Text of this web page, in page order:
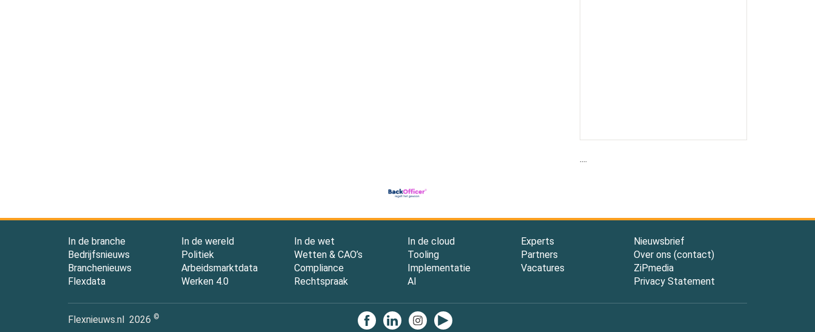
....
In de branche
Bedrijfsnieuws
Branchenieuws
Flexdata
In de wereld
Politiek
Arbeidsmarktdata
Werken 4.0
In de wet
Wetten & CAO’s
Compliance
Rechtspraak
In de cloud
Tooling
Implementatie
AI
Experts
Partners
Vacatures
Nieuwsbrief
Over ons (contact)
ZiPmedia
Privacy Statement
Flexnieuws.nl 2026 ©